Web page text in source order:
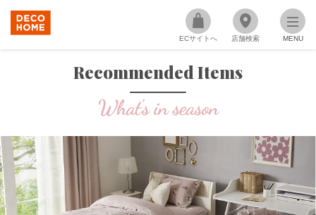
MENU
ECサイトへ 店舗検索
Recommended Items